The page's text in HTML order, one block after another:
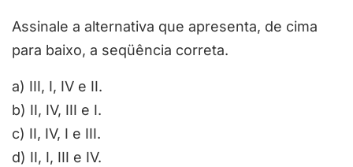
Assinale a alternativa que apresenta, de cima
para baixo, a seqüência correta.
a) III, I, IV e II.
b) II, IV, III e I.
c) II, IV, I e III.
d) II, I, III e IV.